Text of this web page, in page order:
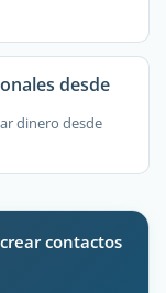
desde
dinero desde
contactos